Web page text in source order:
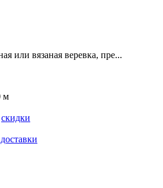
или вязаная веревка, пре...
м
скидки